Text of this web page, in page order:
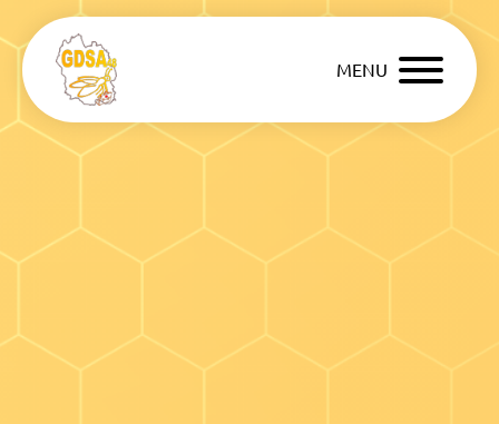
MENU